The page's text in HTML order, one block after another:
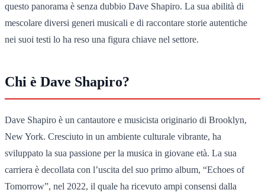
questo panorama è senza dubbio Dave Shapiro. La sua abilità di
mescolare diversi generi musicali e di raccontare storie autentiche
nei suoi testi lo ha reso una figura chiave nel settore.
Chi è Dave Shapiro?
Dave Shapiro è un cantautore e musicista originario di Brooklyn,
New York. Cresciuto in un ambiente culturale vibrante, ha
sviluppato la sua passione per la musica in giovane età. La sua
carriera è decollata con l’uscita del suo primo album, “Echoes of
Tomorrow”, nel 2022, il quale ha ricevuto ampi consensi dalla